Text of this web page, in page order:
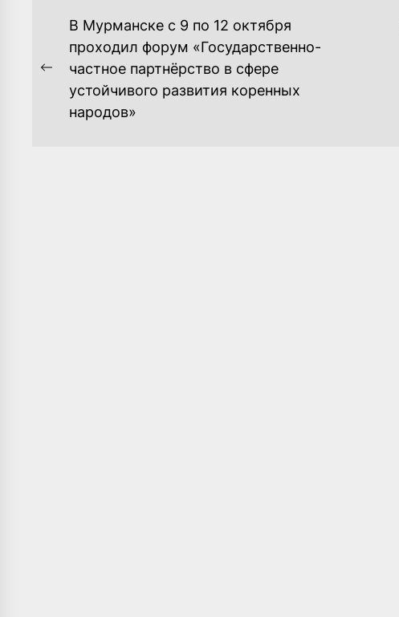
НАВИГАЦИЯ
ЗАПИСЯМ
Previous
post:
В Мурманске с 9 по 12 октября
проходил форум «Государственно-
частное партнёрство в сфере
устойчивого развития коренных
народов»